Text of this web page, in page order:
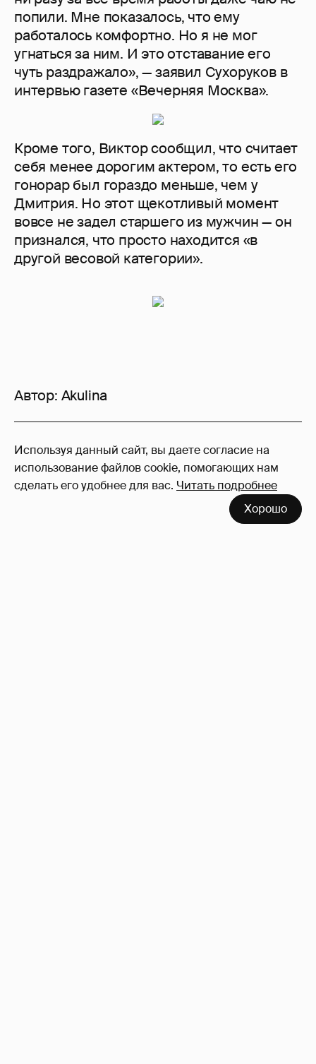
Используя данный сайт, вы даете согласие на
использование файлов cookie, помогающих нам
сделать его удобнее для вас. Читать подробнее
Хорошо
попили. Мне показалось, что ему
работалось комфортно. Но я не мог
угнаться за ним. И это отставание его
чуть раздражало», — заявил Сухоруков в
интервью газете «Вечерняя Москва».
Кроме того, Виктор сообщил, что считает
себя менее дорогим актером, то есть его
гонорар был гораздо меньше, чем у
Дмитрия. Но этот щекотливый момент
вовсе не задел старшего из мужчин — он
признался, что просто находится «в
другой весовой категории».
Автор: Akulina
109
Войдите в аккаунт, чтобы читать и
оставлять комментарии